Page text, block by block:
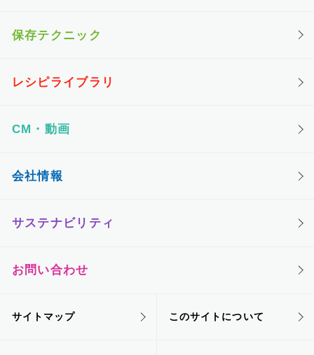
保存テクニック
レシピライブラリ
CM・動画
会社情報
サステナビリティ
お問い合わせ
サイトマップ このサイトについて